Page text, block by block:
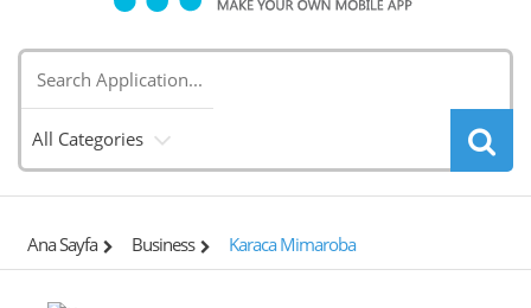
All Categories
Ana Sayfa Business Karaca Mimaroba